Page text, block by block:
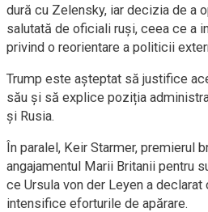
dură cu Zelensky, iar decizia de a
salutată de oficiali ruși, ceea ce a
privind o reorientare a politicii
Trump este așteptat să justifice
său și să explice poziția
și Rusia.
În paralel, Keir Starmer, premierul
angajamentul Marii Britanii pentru
ce Ursula von der Leyen a
intensifice eforturile de apărare.